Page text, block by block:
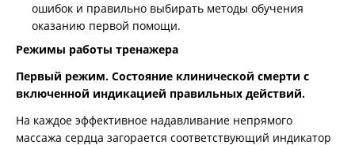
ошибок и правильно выбирать методы обучения
оказанию первой помощи.
Режимы работы тренажера
Первый режим. Состояние клинической смерти с
включенной индикацией правильных действий.
На каждое эффективное надавливание непрямого
массажа сердца загорается соответствующий индикатор